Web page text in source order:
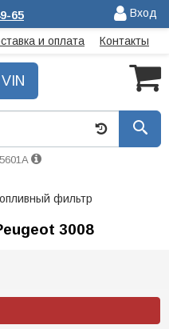
65 Вход
и оплата Контакты
фильтр
3008